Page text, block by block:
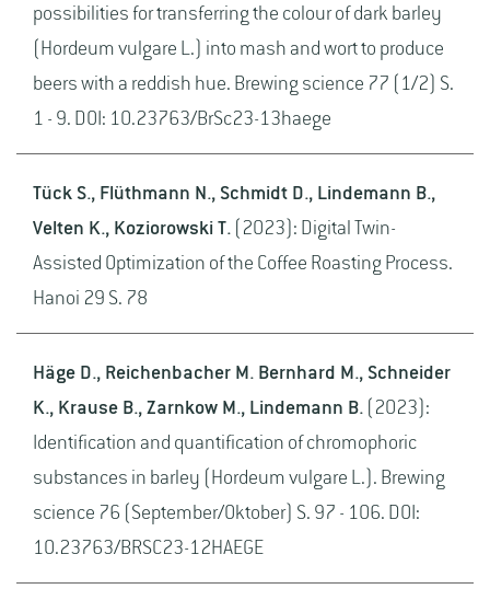
possibilities for transferring the colour of dark barley
(Hordeum vulgare L.) into mash and wort to produce
beers with a reddish hue. Brewing science 77 (1/2) S.
1 - 9. DOI: 10.23763/BrSc23-13haege
Tück S., Flüthmann N., Schmidt D., Lindemann B.,
Velten K., Koziorowski T. (2023): Digital Twin-
Assisted Optimization of the Coffee Roasting Process.
Hanoi 29 S. 78
Häge D., Reichenbacher M. Bernhard M., Schneider
K., Krause B., Zarnkow M., Lindemann B. (2023):
Identification and quantification of chromophoric
substances in barley (Hordeum vulgare L.). Brewing
science 76 (September/Oktober) S. 97 - 106. DOI:
10.23763/BRSC23-12HAEGE